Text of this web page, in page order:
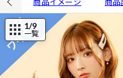
1/9
一覧